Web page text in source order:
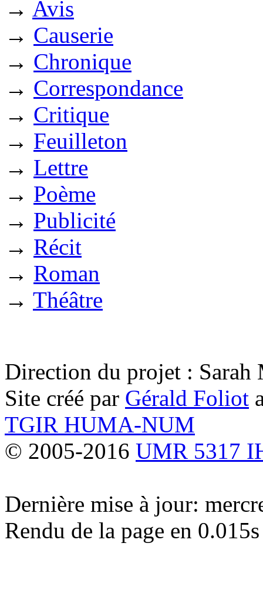
→ Avis
→ Causerie
→ Chronique
→ Correspondance
→ Critique
→ Feuilleton
→ Lettre
→ Poème
→ Publicité
→ Récit
→ Roman
→ Théâtre
Direction du projet : Sarah
Site créé par Gérald Foliot
TGIR HUMA-NUM
© 2005-2016 UMR 5317
Dernière mise à jour:
Rendu de la page en 0.015s